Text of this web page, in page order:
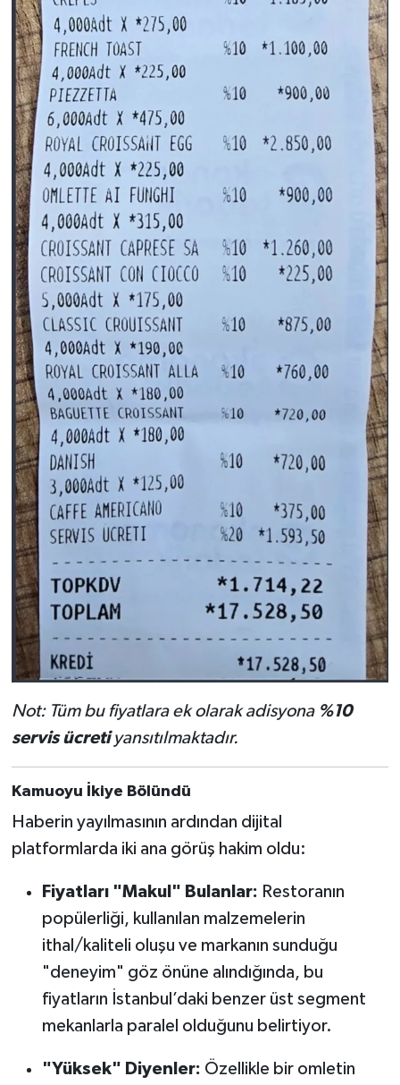
Not: Tüm bu fiyatlara ek olarak adisyona %10
servis ücretiyansıtılmaktadır.
Kamuoyu İkiye Bölündü
Haberin yayılmasının ardından dijital
platformlarda iki ana görüş hakim oldu:
Fiyatları "Makul" Bulanlar: Restoranın
popülerliği, kullanılan malzemelerin
ithal/kaliteli oluşu ve markanın sunduğu
"deneyim" göz önüne alındığında, bu
fiyatların İstanbul’daki benzer üst segment
mekanlarla paralel olduğunu belirtiyor.
"Yüksek" Diyenler: Özellikle bir omletin